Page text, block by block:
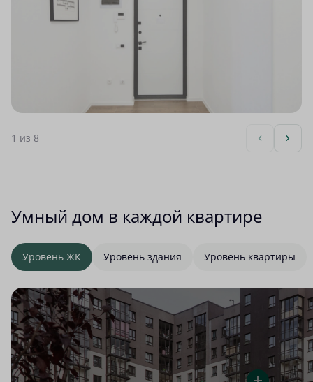
1 из 8
Умный дом в каждой квартире
Уровень ЖК Уровень здания Уровень квартиры